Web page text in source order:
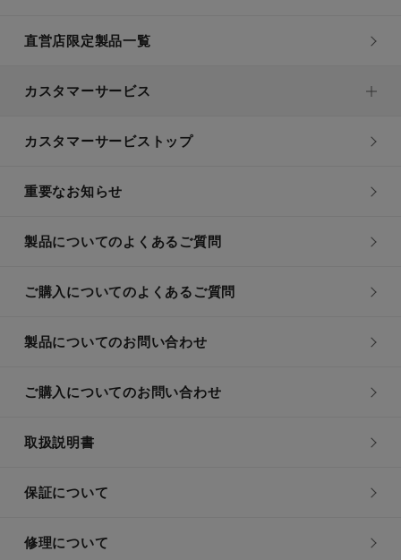
直営店限定製品一覧
カスタマーサービス
カスタマーサービストップ
重要なお知らせ
製品についてのよくあるご質問
ご購入についてのよくあるご質問
製品についてのお問い合わせ
ご購入についてのお問い合わせ
取扱説明書
保証について
修理について